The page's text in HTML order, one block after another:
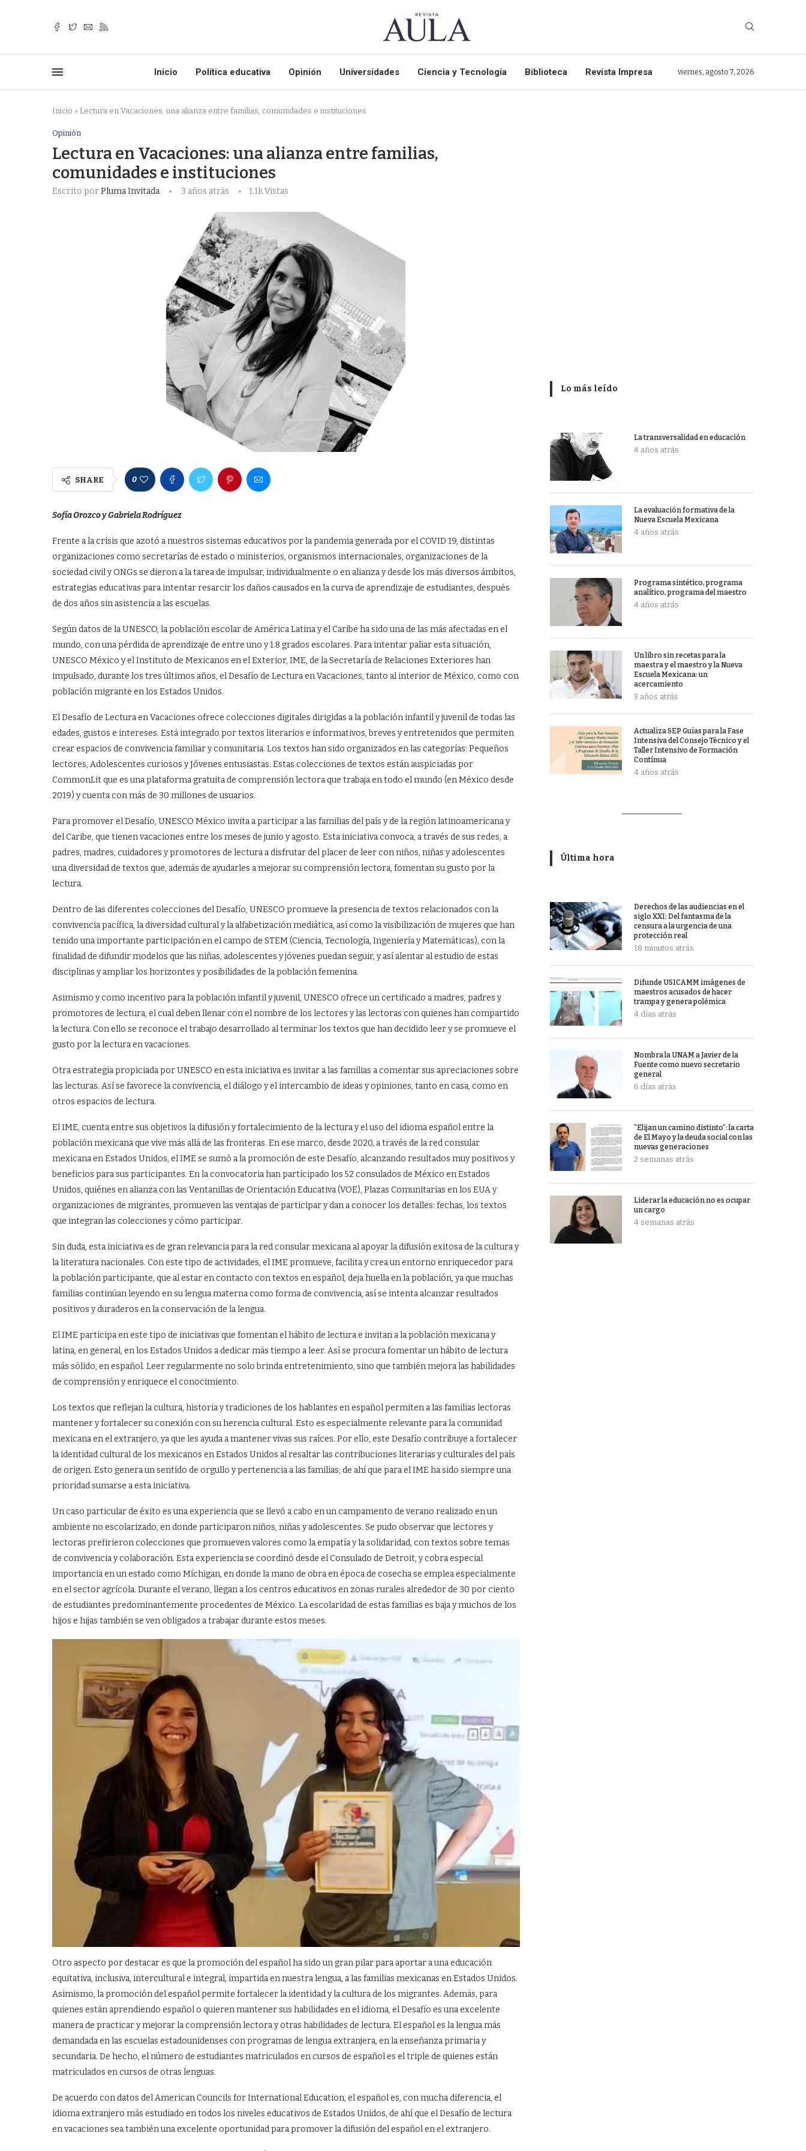
Inicio Política educativa Opinión Universidades Ciencia y Tecnología Biblioteca Revista Impresa viernes, agosto 7, 2026
Inicio » Lectura en Vacaciones: una alianza entre familias, comunidades e instituciones
Opinión
Lectura en Vacaciones: una alianza entre familias,
comunidades e instituciones
Escrito porPluma Invitada 3 años atrás 1.1kVistas
SHARE 0
Sofía Orozco y Gabriela Rodríguez
Frente a la crisis que azotó a nuestros sistemas educativos por la pandemia generada por el COVID 19, distintas
organizaciones como secretarías de estado o ministerios, organismos internacionales, organizaciones de la
sociedad civil y ONGs se dieron a la tarea de impulsar, individualmente o en alianza y desde los más diversos ámbitos,
estrategias educativas para intentar resarcir los daños causados en la curva de aprendizaje de estudiantes, después
de dos años sin asistencia a las escuelas.
Según datos de la UNESCO, la población escolar de América Latina y el Caribe ha sido una de las más afectadas en el
mundo, con una pérdida de aprendizaje de entre uno y 1.8 grados escolares. Para intentar paliar esta situación,
UNESCO México y el Instituto de Mexicanos en el Exterior, IME, de la Secretaría de Relaciones Exteriores han
impulsado, durante los tres últimos años, el Desafío de Lectura en Vacaciones, tanto al interior de México, como con
población migrante en los Estados Unidos.
El Desafío de Lectura en Vacaciones ofrece colecciones digitales dirigidas a la población infantil y juvenil de todas las
edades, gustos e intereses. Está integrado por textos literarios e informativos, breves y entretenidos que permiten
crear espacios de convivencia familiar y comunitaria. Los textos han sido organizados en las categorías: Pequeños
lectores, Adolescentes curiosos y Jóvenes entusiastas. Estas colecciones de textos están auspiciadas por
CommonLit que es una plataforma gratuita de comprensión lectora que trabaja en todo el mundo (en México desde
2019) y cuenta con más de 30 millones de usuarios.
Para promover el Desafío, UNESCO México invita a participar a las familias del país y de la región latinoamericana y
del Caribe, que tienen vacaciones entre los meses de junio y agosto. Esta iniciativa convoca, a través de sus redes, a
padres, madres, cuidadores y promotores de lectura a disfrutar del placer de leer con niños, niñas y adolescentes
una diversidad de textos que, además de ayudarles a mejorar su comprensión lectora, fomentan su gusto por la
lectura.
Dentro de las diferentes colecciones del Desafío, UNESCO promueve la presencia de textos relacionados con la
convivencia pacífica, la diversidad cultural y la alfabetización mediática, así como la visibilización de mujeres que han
tenido una importante participación en el campo de STEM (Ciencia, Tecnología, Ingeniería y Matemáticas), con la
finalidad de difundir modelos que las niñas, adolescentes y jóvenes puedan seguir, y así alentar al estudio de estas
disciplinas y ampliar los horizontes y posibilidades de la población femenina.
Asimismo y como incentivo para la población infantil y juvenil, UNESCO ofrece un certificado a madres, padres y
promotores de lectura, el cual deben llenar con el nombre de los lectores y las lectoras con quienes han compartido
la lectura. Con ello se reconoce el trabajo desarrollado al terminar los textos que han decidido leer y se promueve el
gusto por la lectura en vacaciones.
Otra estrategia propiciada por UNESCO en esta iniciativa es invitar a las familias a comentar sus apreciaciones sobre
las lecturas. Así se favorece la convivencia, el diálogo y el intercambio de ideas y opiniones, tanto en casa, como en
otros espacios de lectura.
El IME, cuenta entre sus objetivos la difusión y fortalecimiento de la lectura y el uso del idioma español entre la
población mexicana que vive más allá de las fronteras. En ese marco, desde 2020, a través de la red consular
mexicana en Estados Unidos, el IME se sumó a la promoción de este Desafío, alcanzando resultados muy positivos y
beneficios para sus participantes. En la convocatoria han participado los 52 consulados de México en Estados
Unidos, quiénes en alianza con las Ventanillas de Orientación Educativa (VOE), Plazas Comunitarias en los EUA y
organizaciones de migrantes, promueven las ventajas de participar y dan a conocer los detalles: fechas, los textos
que integran las colecciones y cómo participar.
Sin duda, esta iniciativa es de gran relevancia para la red consular mexicana al apoyar la difusión exitosa de la cultura y
la literatura nacionales. Con este tipo de actividades, el IME promueve, facilita y crea un entorno enriquecedor para
la población participante, que al estar en contacto con textos en español, deja huella en la población, ya que muchas
familias continúan leyendo en su lengua materna como forma de convivencia, así se intenta alcanzar resultados
positivos y duraderos en la conservación de la lengua.
El IME participa en este tipo de iniciativas que fomentan el hábito de lectura e invitan a la población mexicana y
latina, en general, en los Estados Unidos a dedicar más tiempo a leer. Así se procura fomentar un hábito de lectura
más sólido, en español. Leer regularmente no solo brinda entretenimiento, sino que también mejora las habilidades
de comprensión y enriquece el conocimiento.
Los textos que reflejan la cultura, historia y tradiciones de los hablantes en español permiten a las familias lectoras
mantener y fortalecer su conexión con su herencia cultural. Esto es especialmente relevante para la comunidad
mexicana en el extranjero, ya que les ayuda a mantener vivas sus raíces. Por ello, este Desafío contribuye a fortalecer
la identidad cultural de los mexicanos en Estados Unidos al resaltar las contribuciones literarias y culturales del país
de origen. Esto genera un sentido de orgullo y pertenencia a las familias; de ahí que para el IME ha sido siempre una
prioridad sumarse a esta iniciativa.
Un caso particular de éxito es una experiencia que se llevó a cabo en un campamento de verano realizado en un
ambiente no escolarizado, en donde participaron niños, niñas y adolescentes. Se pudo observar que lectores y
lectoras prefirieron colecciones que promueven valores como la empatía y la solidaridad, con textos sobre temas
de convivencia y colaboración. Esta experiencia se coordinó desde el Consulado de Detroit, y cobra especial
importancia en un estado como Míchigan, en donde la mano de obra en época de cosecha se emplea especialmente
en el sector agrícola. Durante el verano, llegan a los centros educativos en zonas rurales alrededor de 30 por ciento
de estudiantes predominantemente procedentes de México. La escolaridad de estas familias es baja y muchos de los
hijos e hijas también se ven obligados a trabajar durante estos meses.
Otro aspecto por destacar es que la promoción del español ha sido un gran pilar para aportar a una educación
equitativa, inclusiva, intercultural e integral, impartida en nuestra lengua, a las familias mexicanas en Estados Unidos.
Asimismo, la promoción del español permite fortalecer la identidad y la cultura de los migrantes. Además, para
quienes están aprendiendo español o quieren mantener sus habilidades en el idioma, el Desafío es una excelente
manera de practicar y mejorar la comprensión lectora y otras habilidades de lectura. El español es la lengua más
demandada en las escuelas estadounidenses con programas de lengua extranjera, en la enseñanza primaria y
secundaria. De hecho, el número de estudiantes matriculados en cursos de español es el triple de quienes están
matriculados en cursos de otras lenguas.
De acuerdo con datos del American Councils for International Education, el español es, con mucha diferencia, el
idioma extranjero más estudiado en todos los niveles educativos de Estados Unidos, de ahí que el Desafío de lectura
en vacaciones sea también una excelente oportunidad para promover la difusión del español en el extranjero.
Lo más leído
La transversalidad en educación
4 años atrás
La evaluación formativa de la
Nueva Escuela Mexicana
4 años atrás
Programa sintético, programa
analítico, programa del maestro
4 años atrás
Un libro sin recetas para la
maestra y el maestro y la Nueva
Escuela Mexicana: un
acercamiento
3 años atrás
Actualiza SEP Guías para la Fase
Intensiva del Consejo Técnico y el
Taller Intensivo de Formación
Contínua
4 años atrás
Última hora
Derechos de las audiencias en el
siglo XXI: Del fantasma de la
censura a la urgencia de una
protección real
18 minutos atrás
Difunde USICAMM imágenes de
maestros acusados de hacer
trampa y genera polémica
4 días atrás
Nombra la UNAM a Javier de la
Fuente como nuevo secretario
general
6 días atrás
“Elijan un camino distinto”: la carta
de El Mayo y la deuda social con las
nuevas generaciones
2 semanas atrás
Liderar la educación no es ocupar
un cargo
4 semanas atrás